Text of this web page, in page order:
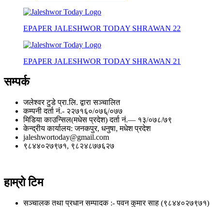
EPAPER JALESHWOR TODAY SHRAWAN 22
EPAPER JALESHWOR TODAY SHRAWAN 21
सम्पर्क
जलेश्वर टुडे प्रा.लि. द्वारा सञ्चालित
कम्पनी दर्ता नं.- २२७१६०/०७६्/०७७
मिडिया काउन्सिल(मधेस प्रदेश) दर्ता नं.— १३/०७८/७९
केन्द्रीय कार्यालय: जनकपुर, धनुषा, मधेश प्रदेश
jaleshwortoday@gmail.com
९८४४०२७९७१, ९८२४८७७६२७
हाम्रो टिम
सञ्चालक तथा प्रधान सम्पादक :- पवन कुमार साह (९८४४०२७९७१)